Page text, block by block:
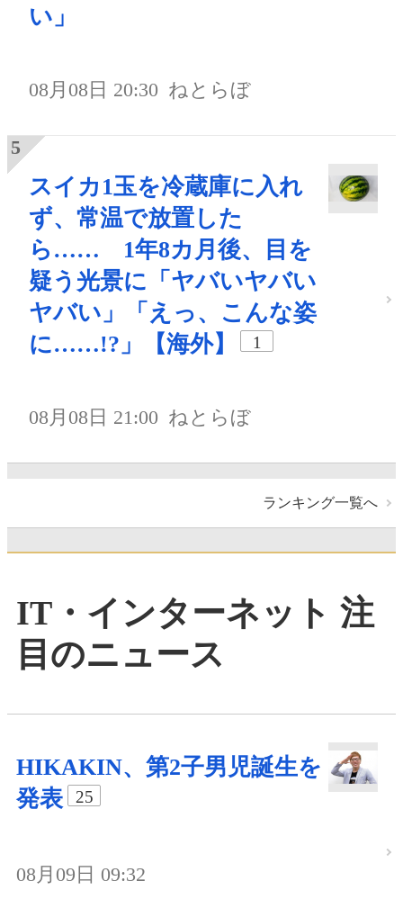
い」
08月08日 20:30 ねとらぼ
スイカ1玉を冷蔵庫に入れ
ず、常温で放置した
ら…… 1年8カ月後、目を
疑う光景に「ヤバいヤバい
ヤバい」「えっ、こんな姿
に……!?」【海外】
1
08月08日 21:00 ねとらぼ
ランキング一覧へ
IT・インターネット 注
目のニュース
HIKAKIN、第2子男児誕生を
発表
25
08月09日 09:32